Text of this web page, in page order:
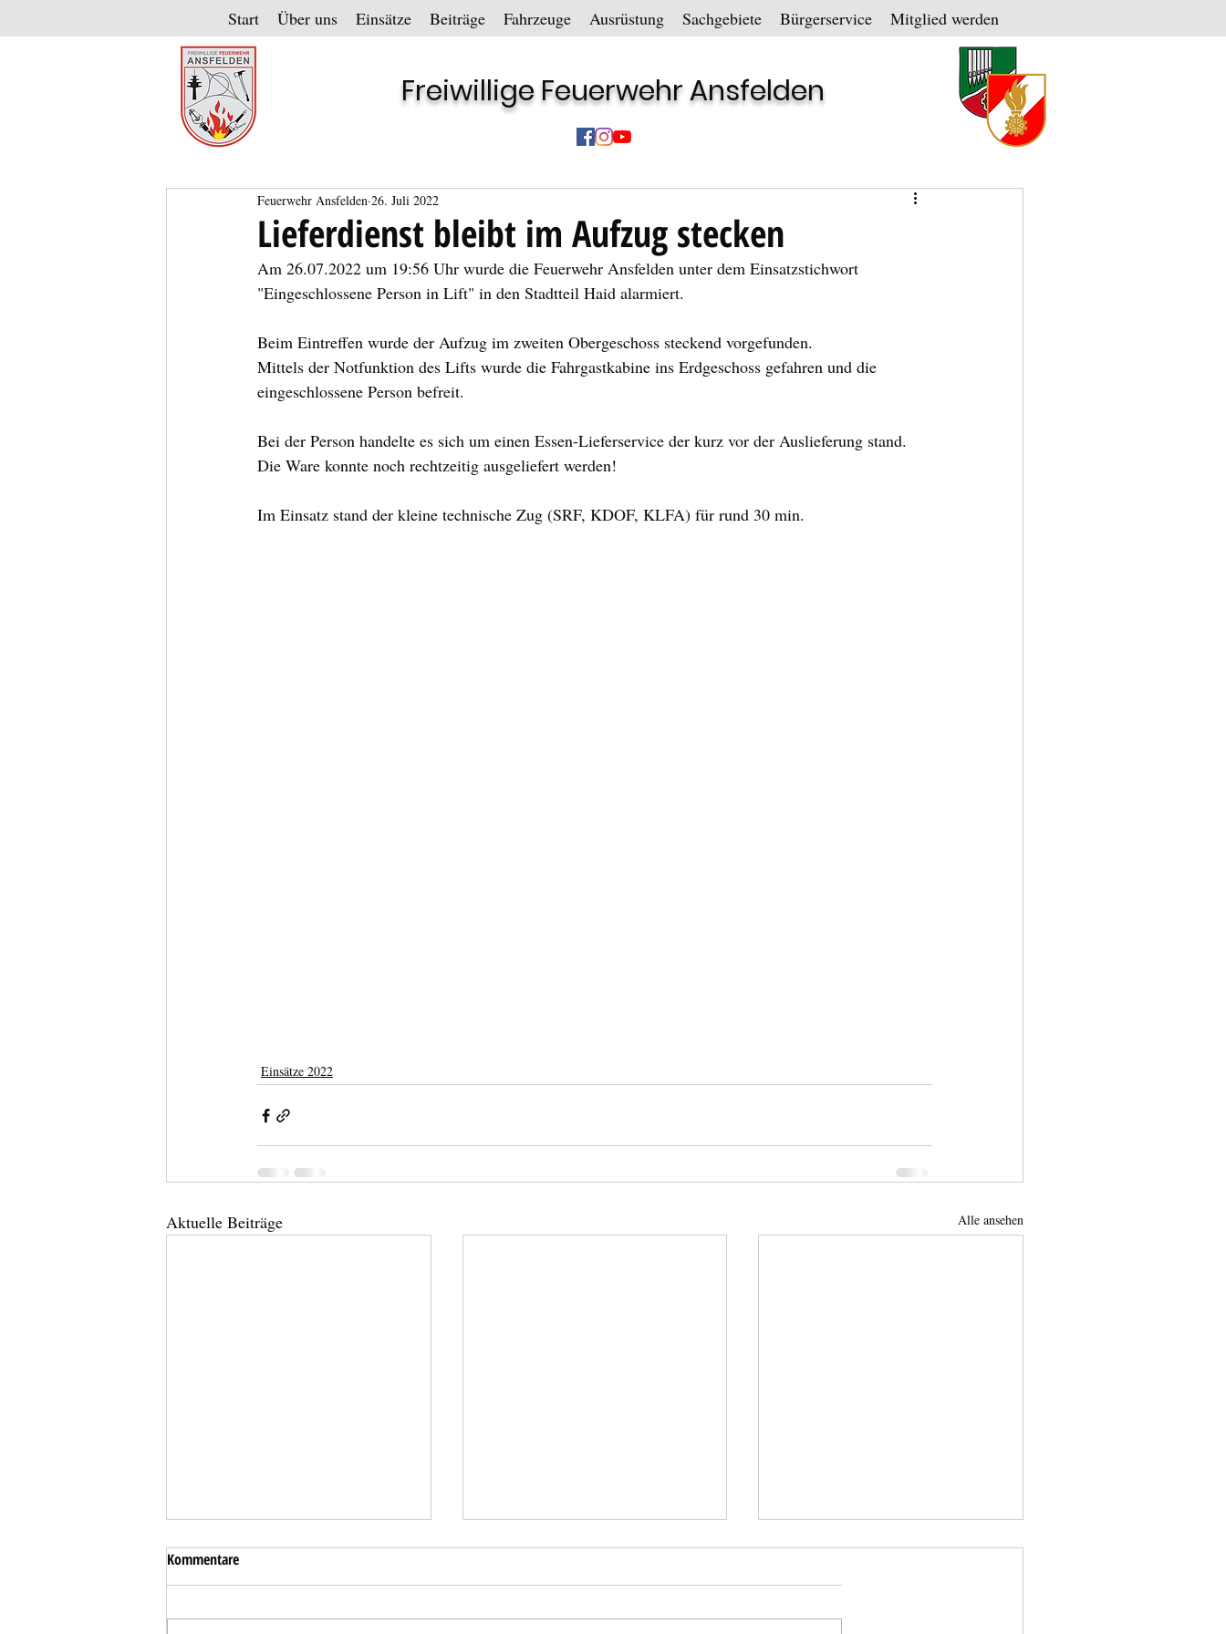
Start Über uns Einsätze Beiträge Fahrzeuge Ausrüstung Sachgebiete Bürgerservice Mitglied werden
Freiwillige Feuerwehr Ansfelden
Lieferdienst bleibt im Aufzug stecken
Feuerwehr Ansfelden 26. Juli 2022
Am 26.07.2022 um 19:56 Uhr wurde die Feuerwehr Ansfelden unter dem Einsatzstichwort
"Eingeschlossene Person in Lift" in den Stadtteil Haid alarmiert.
Beim Eintreffen wurde der Aufzug im zweiten Obergeschoss steckend vorgefunden.
Mittels der Notfunktion des Lifts wurde die Fahrgastkabine ins Erdgeschoss gefahren und die
eingeschlossene Person befreit.
Bei der Person handelte es sich um einen Essen-Lieferservice der kurz vor der Auslieferung stand.
Die Ware konnte noch rechtzeitig ausgeliefert werden!
Im Einsatz stand der kleine technische Zug (SRF, KDOF, KLFA) für rund 30 min.
Einsätze 2022
Aktuelle Beiträge Alle ansehen
Kommentare